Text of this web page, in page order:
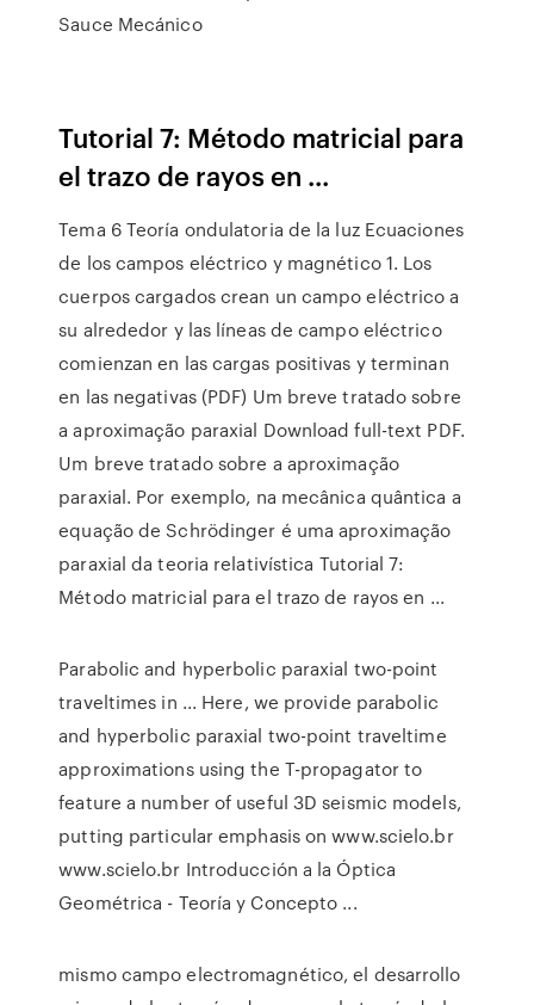
Sauce Mecánico
Tutorial 7: Método matricial para
el trazo de rayos en ...
Tema 6 Teoría ondulatoria de la luz Ecuaciones
de los campos eléctrico y magnético 1. Los
cuerpos cargados crean un campo eléctrico a
su alrededor y las líneas de campo eléctrico
comienzan en las cargas positivas y terminan
en las negativas (PDF) Um breve tratado sobre
a aproximação paraxial Download full-text PDF.
Um breve tratado sobre a aproximação
paraxial. Por exemplo, na mecânica quântica a
equação de Schrödinger é uma aproximação
paraxial da teoria relativística Tutorial 7:
Método matricial para el trazo de rayos en ...
Parabolic and hyperbolic paraxial two-point
traveltimes in ... Here, we provide parabolic
and hyperbolic paraxial two-point traveltime
approximations using the T-propagator to
feature a number of useful 3D seismic models,
putting particular emphasis on www.scielo.br
www.scielo.br Introducción a la Óptica
Geométrica - Teoría y Concepto ...
mismo campo electromagnético, el desarrollo